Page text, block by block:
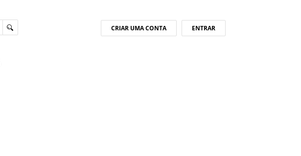
ENTRAR
CRIAR UMA CONTA